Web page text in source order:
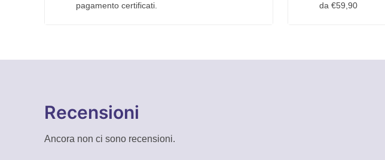
pagamento certificati.
da €59,90
Recensioni
Ancora non ci sono recensioni.